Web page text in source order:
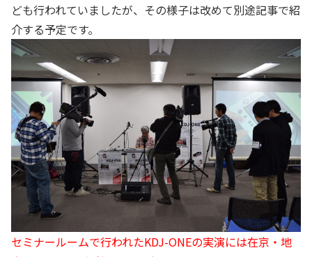
ども行われていましたが、その様子は改めて別途記事で紹
介する予定です。
セミナールームで行われたKDJ-ONEの実演には在京・地